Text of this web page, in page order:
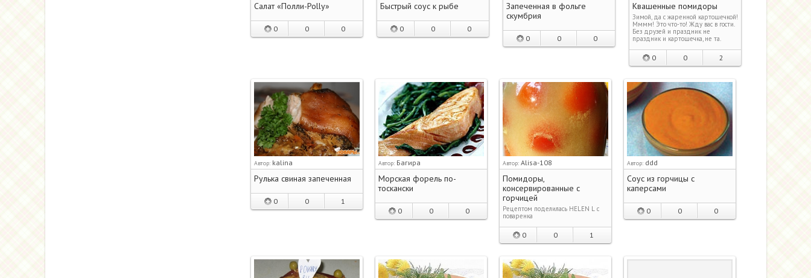
Салат «Полли-Polly»
0 0 0
Быстрый соус к рыбе
0 0 0
Запеченная в фольге
скумбрия
0 0 0
Квашенные помидоры
Зимой, да с жаренной картошечкой!
Мммм! Это что-то! Жду вас в гости.
Без друзей и праздник не
праздник и картошечка, не та.
0 0 2
Автор: kalina
Рулька свиная запеченная
0 0 1
Автор: Багира
Морская форель по-
тоскански
0 0 0
Автор: Alisa-108
Помидоры,
консервированные с
горчицей
Рецептом поделилась HELEN L с
поваренка
0 0 1
Автор: ddd
Соус из горчицы с
каперсами
0 0 0